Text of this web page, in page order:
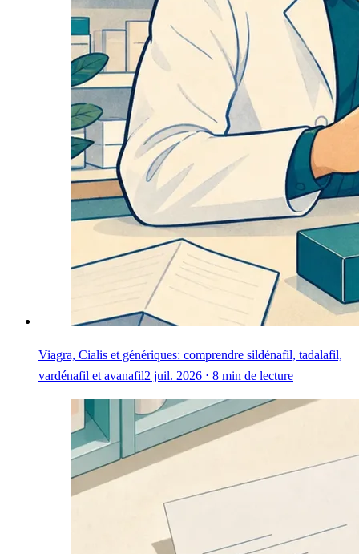
Viagra, Cialis et génériques: comprendre sildénafil, tadalafil,
vardénafil et avanafil2 juil. 2026 ⋅ 8 min de lecture